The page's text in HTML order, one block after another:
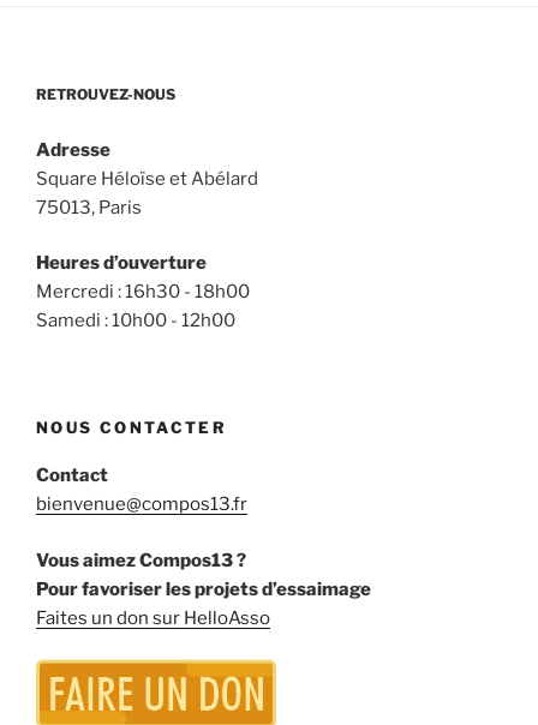
RETROUVEZ-NOUS
Adresse
Square Héloïse et Abélard
75013, Paris
Heures d’ouverture
Mercredi : 16h30 - 18h00
Samedi : 10h00 - 12h00
NOUS CONTACTER
Contact
bienvenue@compos13.fr
Vous aimez Compos13 ?
Pour favoriser les projets d’essaimage
Faites un don sur HelloAsso